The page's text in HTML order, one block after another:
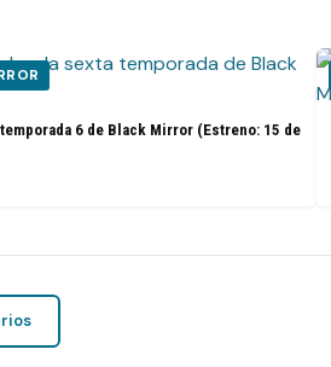
6 de Black Mirror (Estreno: 15 de